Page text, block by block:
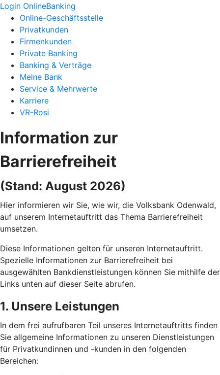
Login OnlineBanking
Online-Geschäftsstelle
Privatkunden
Firmenkunden
Private Banking
Banking & Verträge
Meine Bank
Service & Mehrwerte
Karriere
VR-Rosi
Information zur
Barrierefreiheit
(Stand: August 2026)
Hier informieren wir Sie, wie wir, die Volksbank Odenwald,
auf unserem Internetauftritt das Thema Barrierefreiheit
umsetzen.
Diese Informationen gelten für unseren Internetauftritt.
Spezielle Informationen zur Barrierefreiheit bei
ausgewählten Bankdienstleistungen können Sie mithilfe der
Links unten auf dieser Seite abrufen.
1. Unsere Leistungen
In dem frei aufrufbaren Teil unseres Internetauftritts finden
Sie allgemeine Informationen zu unseren Dienstleistungen
für Privatkundinnen und -kunden in den folgenden
Bereichen: